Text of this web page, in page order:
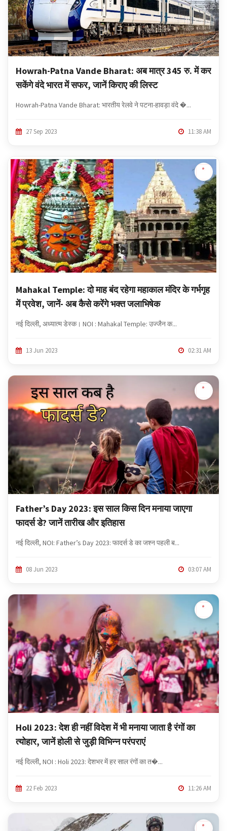
a
t
i
o
n
Howrah-Patna Vande Bharat: अब मात्र 345 रु. में कर
सकेंगे वंदे भारत में सफर, जानें किराए की लिस्‍ट
Howrah-Patna Vande Bharat: भारतीय रेलवे ने पटना-हावड़ा वंदे �...
27 Sep 2023 11:38 AM
Mahakal Temple: दो माह बंद रहेगा महाकाल मंदिर के गर्भगृह
में प्रवेश, जानें- अब कैसे करेंगे भक्त जलाभिषेक
नई दिल्ली, अध्यात्म डेस्क। NOI : Mahakal Temple: उज्जैन क...
13 Jun 2023 02:31 AM
Father’s Day 2023: इस साल किस दिन मनाया जाएगा
फादर्स डे? जानें तारीख और इतिहास
नई दिल्ली, NOI: Father’s Day 2023: फादर्स डे का जश्न पहली ब...
08 Jun 2023 03:07 AM
Holi 2023: देश ही नहीं विदेश में भी मनाया जाता है रंगों का
त्योहार, जानें होली से जुड़ी विभिन्न परंपराएं
नई दिल्ली, NOI : Holi 2023: देशभर में हर साल रंगों का त�...
22 Feb 2023 11:26 AM